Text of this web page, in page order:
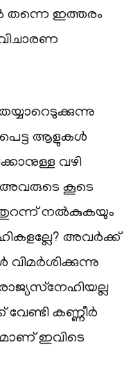
ഇത്തരം
പെട്ട ആളുകൾ
വഴി
അവരുടെ കൂടെ
തുറന്ന് നൽകുകയും
അവർക്ക്
വിമർശിക്കുന്നു
വേണ്ടി കണ്ണീർ
ഇവിടെ